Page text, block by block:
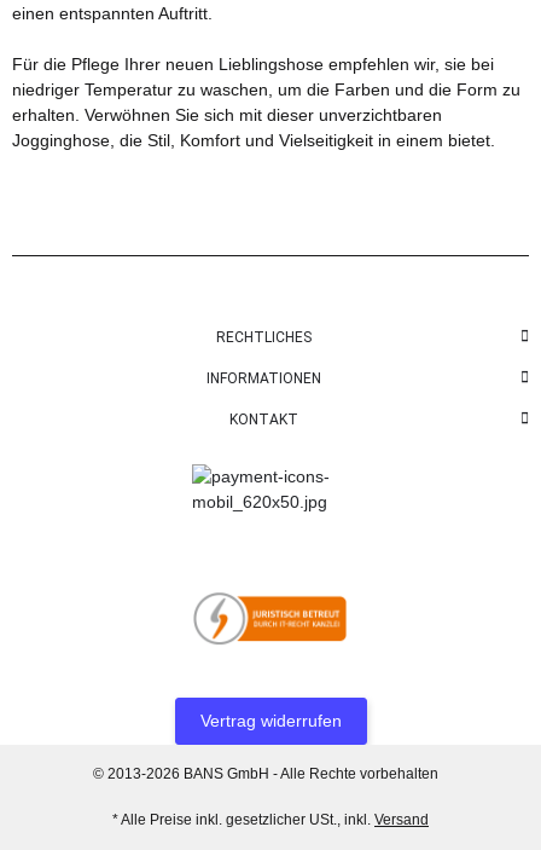
einen entspannten Auftritt.
Für die Pflege Ihrer neuen Lieblingshose empfehlen wir, sie bei
niedriger Temperatur zu waschen, um die Farben und die Form zu
erhalten. Verwöhnen Sie sich mit dieser unverzichtbaren
Jogginghose, die Stil, Komfort und Vielseitigkeit in einem bietet.
RECHTLICHES
INFORMATIONEN
KONTAKT
Vertrag widerrufen
© 2013-2026 BANS GmbH - Alle Rechte vorbehalten
* Alle Preise inkl. gesetzlicher USt., inkl. Versand